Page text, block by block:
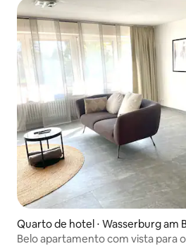
Quarto de hotel ⋅ Wasserburg am
Belo apartamento com vista para